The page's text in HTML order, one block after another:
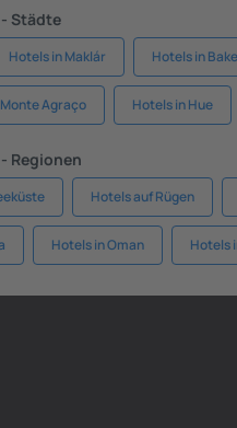
Städte
Hotels in Maklár Hotels in
Agraço Hotels in Hue
Regionen
Hotels auf Rügen
Hotels in Oman Hotels